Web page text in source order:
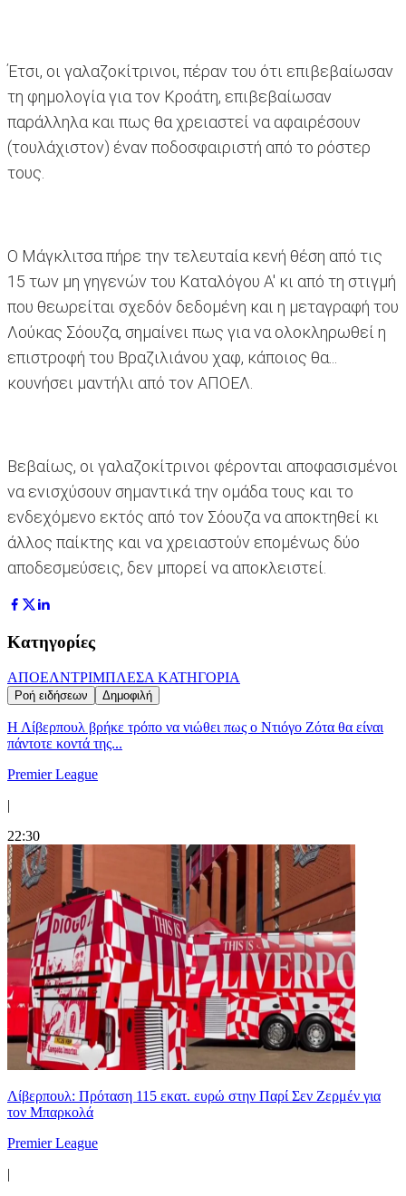
Έτσι, οι γαλαζοκίτρινοι, πέραν του ότι επιβεβαίωσαν
τη φημολογία για τον Κροάτη, επιβεβαίωσαν
παράλληλα και πως θα χρειαστεί να αφαιρέσουν
(τουλάχιστον) έναν ποδοσφαιριστή από το ρόστερ
τους.
Ο Μάγκλιτσα πήρε την τελευταία κενή θέση από τις
15 των μη γηγενών του Καταλόγου Α' κι από τη στιγμή
που θεωρείται σχεδόν δεδομένη και η μεταγραφή του
Λούκας Σόουζα, σημαίνει πως για να ολοκληρωθεί η
επιστροφή του Βραζιλιάνου χαφ, κάποιος θα...
κουνήσει μαντήλι από τον ΑΠΟΕΛ.
Βεβαίως, οι γαλαζοκίτρινοι φέρονται αποφασισμένοι
να ενισχύσουν σημαντικά την ομάδα τους και το
ενδεχόμενο εκτός από τον Σόουζα να αποκτηθεί κι
άλλος παίκτης και να χρειαστούν επομένως δύο
αποδεσμεύσεις, δεν μπορεί να αποκλειστεί.
Κατηγορίες
ΑΠΟΕΛΝΤΡΙΜΠΛΕΣΑ ΚΑΤΗΓΟΡΙΑ
Ροή ειδήσεων Δημοφιλή
Η Λίβερπουλ βρήκε τρόπο να νιώθει πως ο Ντιόγο Ζότα θα είναι
πάντοτε κοντά της...
Premier League
|
22:30
Λίβερπουλ: Πρόταση 115 εκατ. ευρώ στην Παρί Σεν Ζερμέν για
τον Μπαρκολά
Premier League
|